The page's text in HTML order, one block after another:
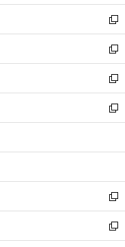
開
く
ウ
で
開
く
ン
ド
ウ
で
開
く
ウ
ィ
ン
ド
ウ
で
開
く
し
い
ウ
ィ
ン
ド
ウ
で
開
新
し
い
ウ
ィ
ン
ド
ウ
開
新
し
い
ウ
ィ
ン
ウ
開
く
新
し
い
ウ
ン
ウ
で
開
く
新
し
ウ
ン
ド
ウ
で
開
新
し
い
ウ
新
し